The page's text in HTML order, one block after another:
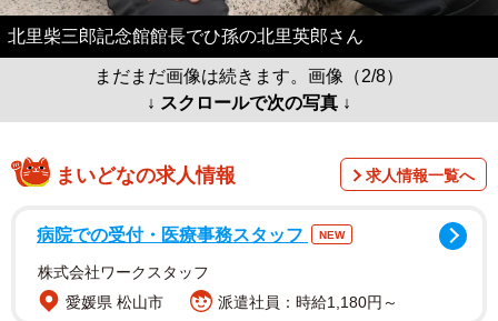
北里柴三郎記念館館長でひ孫の北里英郎さん
まだまだ画像は続きます。画像（2/8）
↓ スクロールで次の写真 ↓
まいどなの求人情報 求人情報一覧へ
病院での受付・医療事務スタッフ NEW
株式会社ワークスタッフ
愛媛県 松山市
派遣社員：時給1,180円～